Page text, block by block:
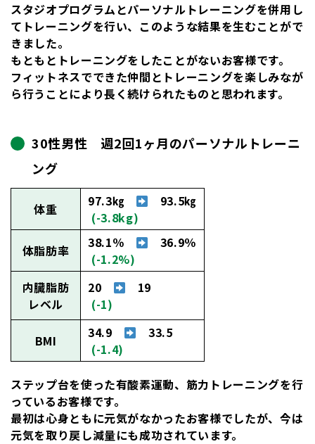
スタジオプログラムとパーソナルトレーニングを併用し
てトレーニングを行い、このような結果を生むことがで
きました。
もともとトレーニングをしたことがないお客様です。
フィットネスでできた仲間とトレーニングを楽しみなが
ら行うことにより長く続けられたものと思われます。
30性男性 週2回1ヶ月のパーソナルトレーニ
ング
体重 97.3㎏
93.5㎏
(-3.8kg)
体脂肪率
38.1％
36.9％
(-1.2%)
内臓脂肪
レベル
20
19
(-1)
BMI 34.9
33.5
(-1.4)
ステップ台を使った有酸素運動、筋力トレーニングを行
っているお客様です。
最初は心身ともに元気がなかったお客様でしたが、 今は
元気を取り戻し減量にも成功されています。